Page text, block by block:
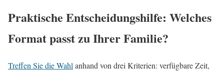
Praktische Entscheidungshilfe: Welches
Format passt zu Ihrer Familie?
Treffen Sie die Wahl anhand von drei Kriterien: verfügbare Zeit,